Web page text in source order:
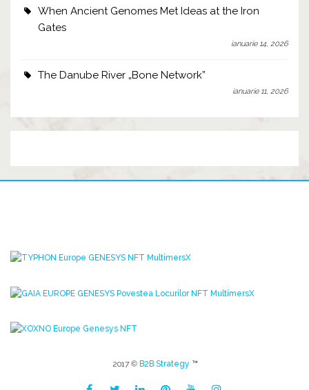
When Ancient Genomes Met Ideas at the Iron
Gates
ianuarie 14, 2026
The Danube River „Bone Network”
ianuarie 11, 2026
2017 © B2B Strategy ™